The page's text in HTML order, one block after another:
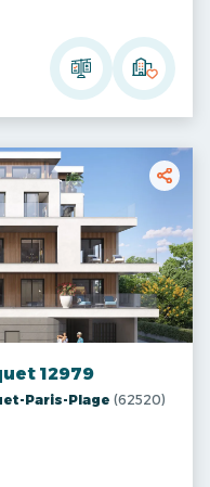
12979
Paris-Plage (62520)